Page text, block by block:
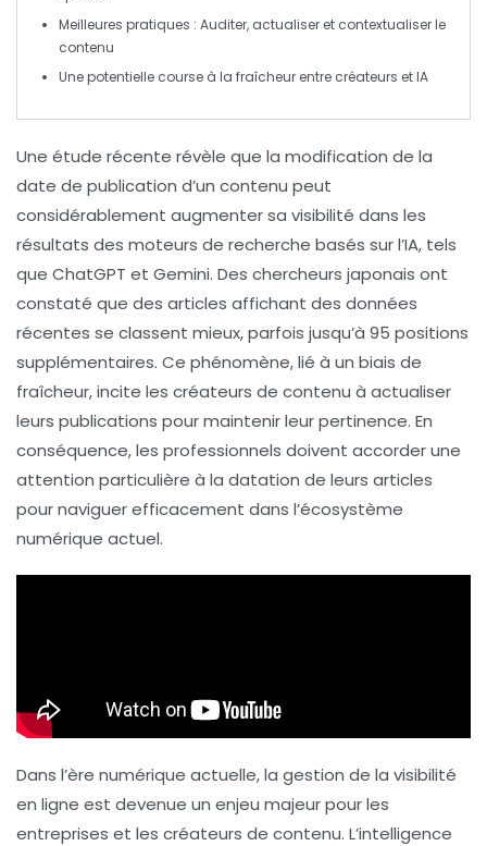
Meilleures pratiques : Auditer, actualiser et contextualiser le
contenu
Une potentielle course à la fraîcheur entre créateurs et IA
Une étude récente révèle que la modification de la
date de publication d’un contenu peut
considérablement augmenter sa visibilité dans les
résultats des moteurs de recherche basés sur l’IA, tels
que ChatGPT et Gemini. Des chercheurs japonais ont
constaté que des articles affichant des données
récentes se classent mieux, parfois jusqu’à 95 positions
supplémentaires. Ce phénomène, lié à un biais de
fraîcheur, incite les créateurs de contenu à actualiser
leurs publications pour maintenir leurpertinence. En
conséquence, les professionnels doivent accorder une
attention particulière à la datation de leurs articles
pour naviguer efficacement dans l’écosystème
numérique actuel.
Dans l’ère numérique actuelle, la gestion de la visibilité
en ligne est devenue un enjeu majeur pour les
entreprises et les créateurs de contenu. L’intelligence